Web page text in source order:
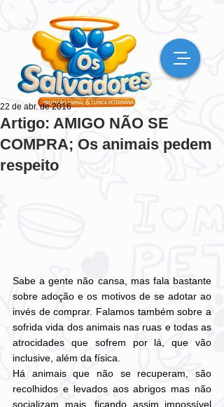
Artigo: AMIGO NÃO SE
COMPRA; Os animais pedem
respeito
22 de abr. de 2016
Sabe a gente não cansa, mas fala bastante
sobre adoção e os motivos de se adotar ao
invés de comprar. Falamos também sobre a
sofrida vida dos animais nas ruas e todas as
atrocidades que sofrem por lá, que vão
inclusive, além da física.
Há animais que não se recuperam, são
recolhidos e levados aos abrigos mas não
socializam mais, ficando assim impossível